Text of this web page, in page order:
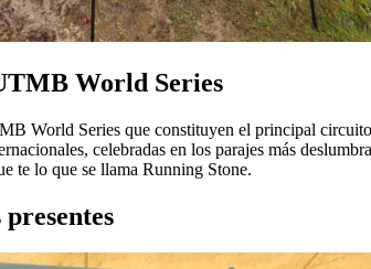
World Series
World Series que constituyen el principal
celebradas en los parajes más
te lo que se llama Running Stone.